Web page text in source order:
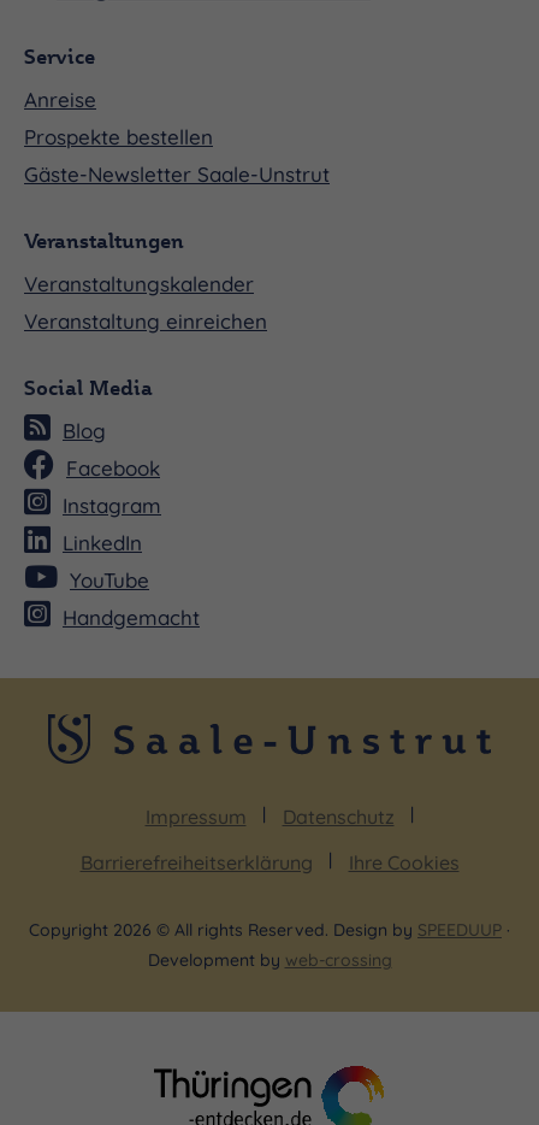
Service
Anreise
Prospekte bestellen
Gäste-Newsletter Saale-Unstrut
Veranstaltungen
Veranstaltungskalender
Veranstaltung einreichen
Social Media
Blog
Facebook
Instagram
LinkedIn
YouTube
Handgemacht
Impressum
Datenschutz
Barrierefreiheitserklärung
Ihre Cookies
Copyright 2026 © All rights Reserved. Design by SPEEDUUP ·
Development by web-crossing